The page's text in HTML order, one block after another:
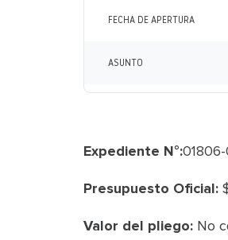
FECHA DE APERTURA
ASUNTO
Expediente N°:
Presupuesto Oficial:
Valor del pliego: No